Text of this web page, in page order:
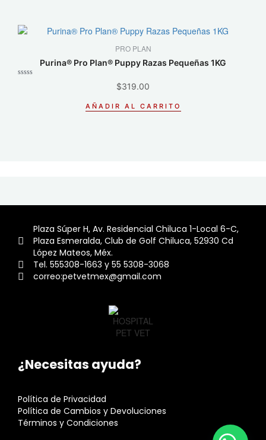
PRO PLAN
Purina® Pro Plan® Puppy Razas Pequeñas 1KG
$319.00
AÑADIR AL CARRITO
¿Necesitas ayuda?
Política de Privacidad
Política de Cambios y Devoluciones
Términos y Condiciones
Plaza Súper H, Av. Residencial Chiluca 1-Local 6-C,
Plaza Esmeralda, Club de Golf Chiluca, 52930 Cd
López Mateos, Méx.
Tel. 555308-1663 y 55 5308-3068
correo:petvetmex@gmail.com